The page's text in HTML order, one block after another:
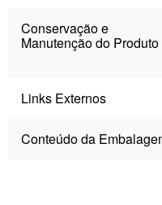
Conservação e
Manutenção do Produto
Links Externos
Conteúdo da